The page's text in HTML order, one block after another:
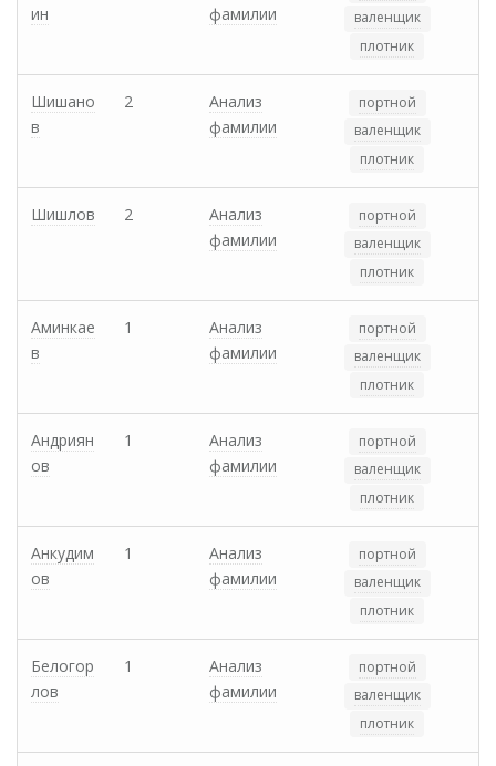
ин фамилии
валенщик
плотник
Шишано
в
2
Анализ
фамилии
портной
валенщик
плотник
Шишлов 2
Анализ
фамилии
портной
валенщик
плотник
Аминкае
в
1
Анализ
фамилии
портной
валенщик
плотник
Андриян
ов
1
Анализ
фамилии
портной
валенщик
плотник
Анкудим
ов
1
Анализ
фамилии
портной
валенщик
плотник
Белогор
лов
1
Анализ
фамилии
портной
валенщик
плотник